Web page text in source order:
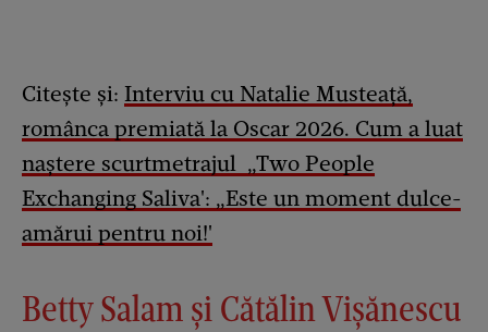
Citește și: Interviu cu Natalie Musteață,
românca premiată la Oscar 2026. Cum a luat
naștere scurtmetrajul „Two People
Exchanging Saliva': „Este un moment dulce-
amărui pentru noi!'
Betty Salam și Cătălin Vișănescu